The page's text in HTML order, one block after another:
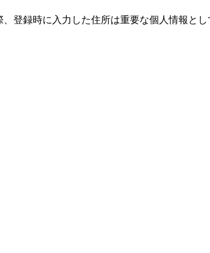
登録時に入力した住所は重要な個人情報と